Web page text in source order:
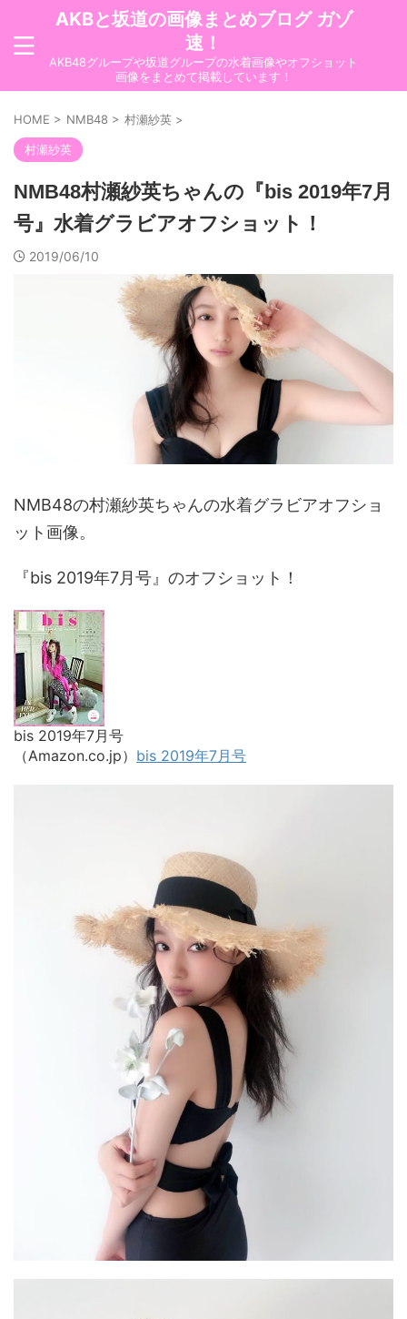
AKBと坂道の画像まとめブログ ガゾ
速！
AKB48グループや坂道グループの水着画像やオフショット
画像をまとめて掲載しています！
HOME > NMB48 > 村瀬紗英 >
村瀬紗英
NMB48村瀬紗英ちゃんの『bis 2019年7月
号』水着グラビアオフショット！
2019/06/10
NMB48の村瀬紗英ちゃんの水着グラビアオフショ
ット画像。
『bis 2019年7月号』のオフショット！
bis 2019年7月号
（Amazon.co.jp） bis 2019年7月号